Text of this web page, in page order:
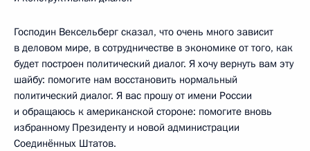
Господин Вексельберг сказал, что очень много зависит
в деловом мире, в сотрудничестве в экономике от того, как
будет построен политический диалог. Я хочу вернуть вам эту
шайбу: помогите нам восстановить нормальный
политический диалог. Я вас прошу от имени России
и обращаюсь к американской стороне: помогите вновь
избранному Президенту и новой администрации
Соединённых Штатов.